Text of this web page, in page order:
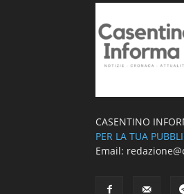
CASENTINO
PER LA TUA
Email: